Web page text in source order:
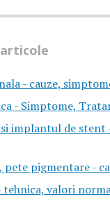
- cauze,
- Simptome,
implantul de stent
pete pigmentare -
tehnica, valori